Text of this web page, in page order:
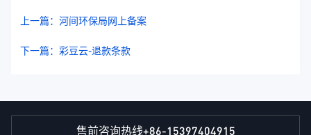
上一篇：河间环保局网上备案
下一篇：彩豆云-退款条款
售前咨询热线+86-15397404915